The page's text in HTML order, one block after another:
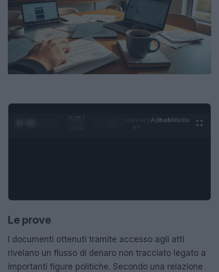
0:28 /
AdhubMedia
Le prove
I documenti ottenuti tramite accesso agli atti
rivelano un flusso di denaro non tracciato legato a
importanti figure politiche. Secondo una relazione